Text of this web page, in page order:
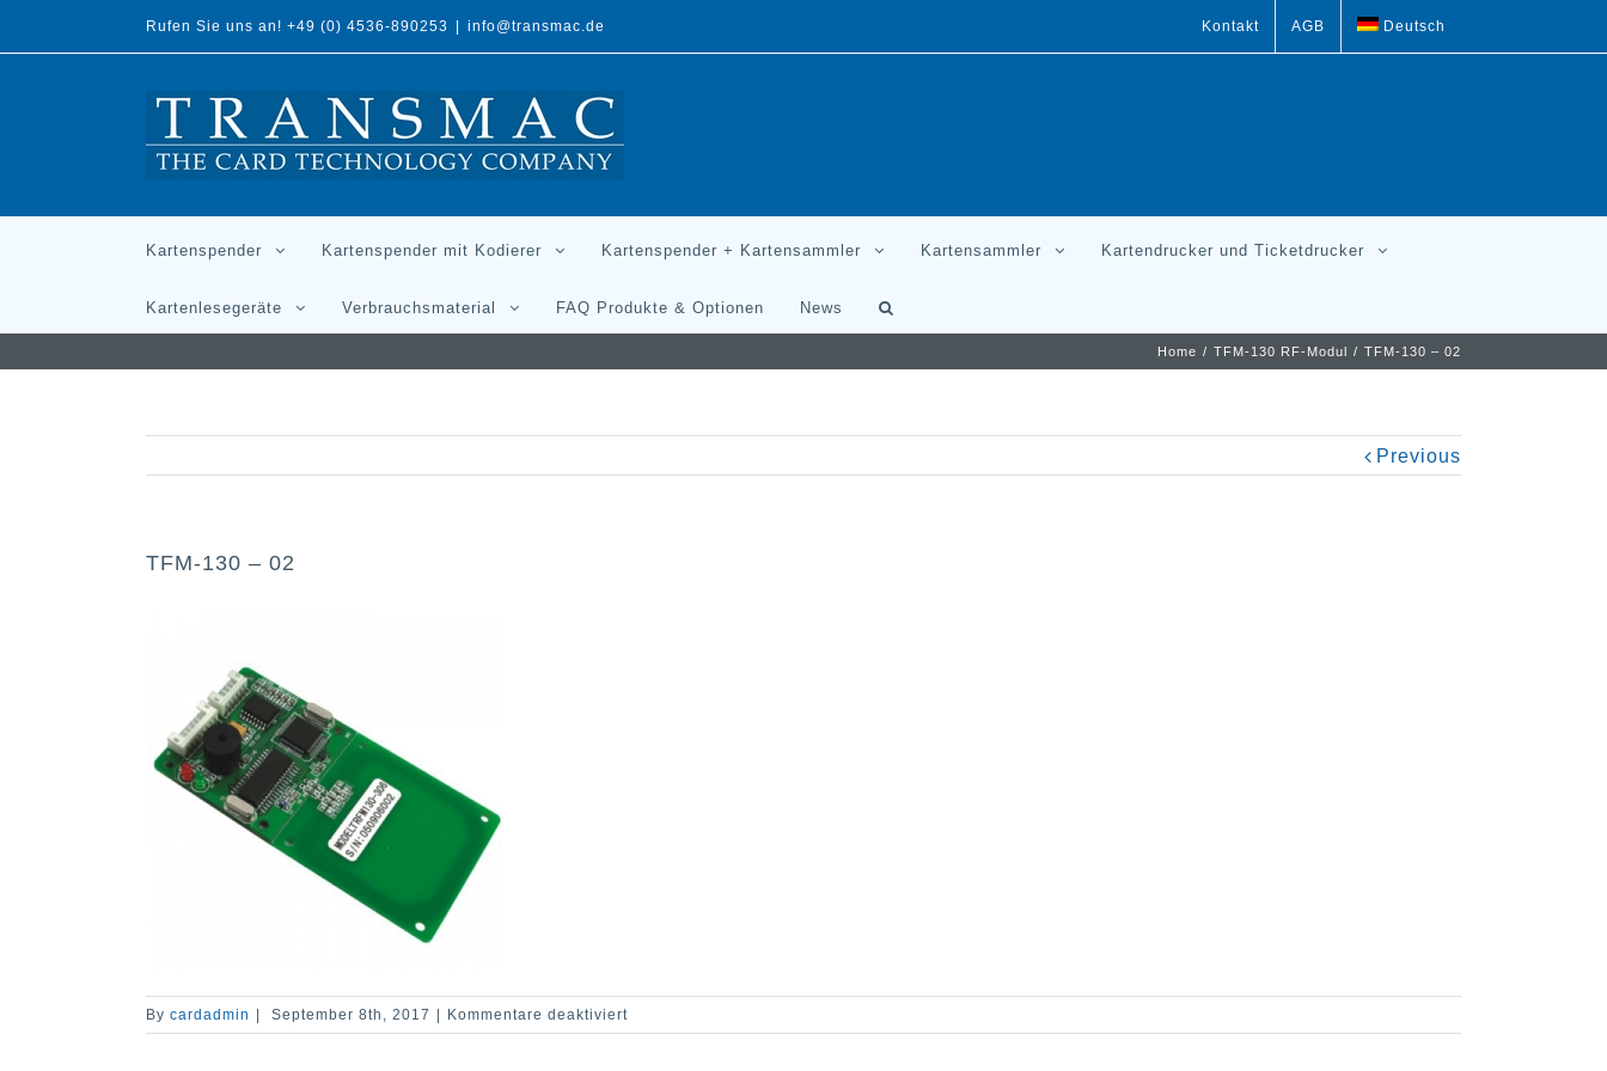
Rufen Sie uns an! +49 (0) 4536-890253 info@transmac.de Kontakt AGB Deutsch
Kartenspender Kartenspender mit Kodierer Kartenspender + Kartensammler Kartensammler Kartendrucker und Ticketdrucker
Kartenlesegeräte Verbrauchsmaterial FAQ Produkte & Optionen News
Home / TFM-130 RF-Modul / TFM-130 – 02
Previous
TFM-130 – 02
By cardadmin September 8th, 2017 Kommentare deaktiviert
TFM-